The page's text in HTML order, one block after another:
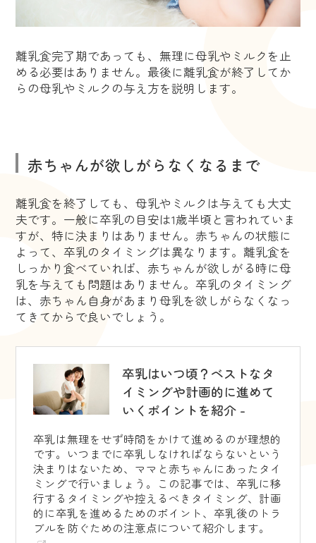
離乳食完了期であっても、無理に母乳やミルクを止
める必要はありません。最後に離乳食が終了してか
らの母乳やミルクの与え方を説明します。
赤ちゃんが欲しがらなくなるまで
離乳食を終了しても、母乳やミルクは与えても大丈
夫です。一般に卒乳の目安は1歳半頃と言われていま
すが、特に決まりはありません。赤ちゃんの状態に
よって、卒乳のタイミングは異なります。離乳食を
しっかり食べていれば、赤ちゃんが欲しがる時に母
乳を与えても問題はありません。卒乳のタイミング
は、赤ちゃん自身があまり母乳を欲しがらなくなっ
てきてからで良いでしょう。
卒乳はいつ頃？ベストなタ
イミングや計画的に進めて
いくポイントを紹介 -
卒乳は無理をせず時間をかけて進めるのが理想的
です。いつまでに卒乳しなければならないという
決まりはないため、ママと赤ちゃんにあったタイ
ミングで行いましょう。この記事では、卒乳に移
行するタイミングや控えるべきタイミング、計画
的に卒乳を進めるためのポイント、卒乳後のトラ
ブルを防ぐための注意点について紹介します。